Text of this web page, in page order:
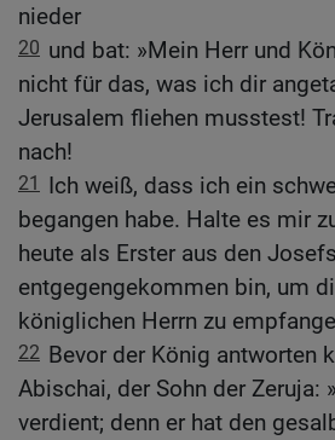
nieder
20 und bat: »Mein Herr und
nicht für das, was ich dir
Jerusalem fliehen musstest!
nach!
21 Ich weiß, dass ich ein
begangen habe. Halte es mir
heute als Erster aus den
entgegengekommen bin, um
königlichen Herrn zu
22 Bevor der König antworten
Abischai, der Sohn der Zeruja:
verdient; denn er hat den